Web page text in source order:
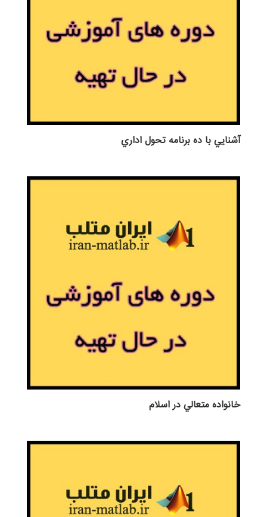
آشنايي با ده برنامه تحول اداري
خانواده متعالي در اسلام